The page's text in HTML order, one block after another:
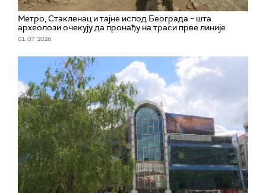
Метро, Стакленац и тајне испод Београда – шта
археолози очекују да пронађу на траси прве линије
01. 07. 2026.